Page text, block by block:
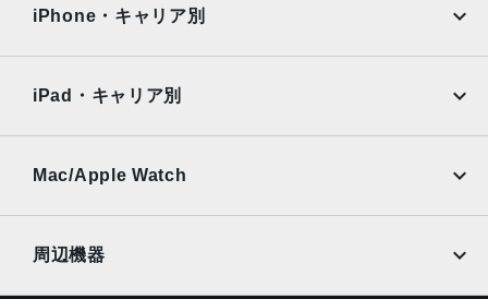
Surface
Xiaomi Tablet
Ymobile
UQmobile
iPhone・キャリア別
Ymobile
UQmobile
iPad・キャリア別
Mac/Apple Watch
周辺機器